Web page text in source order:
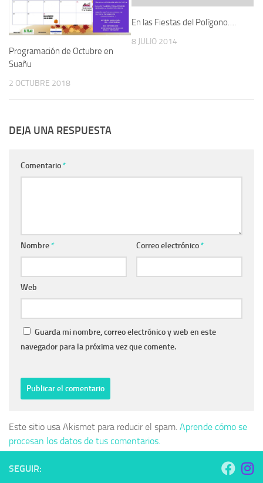
Programación de Octubre en
Suañu
2 OCTUBRE 2018
En las Fiestas del Polígono….
8 JULIO 2014
DEJA UNA RESPUESTA
Comentario*
Nombre* Correo electrónico*
Web
Guarda mi nombre, correo electrónico y web en este
navegador para la próxima vez que comente.
Este sitio usa Akismet para reducir el spam. Aprende cómo se
procesan los datos de tus comentarios.
SEGUIR: